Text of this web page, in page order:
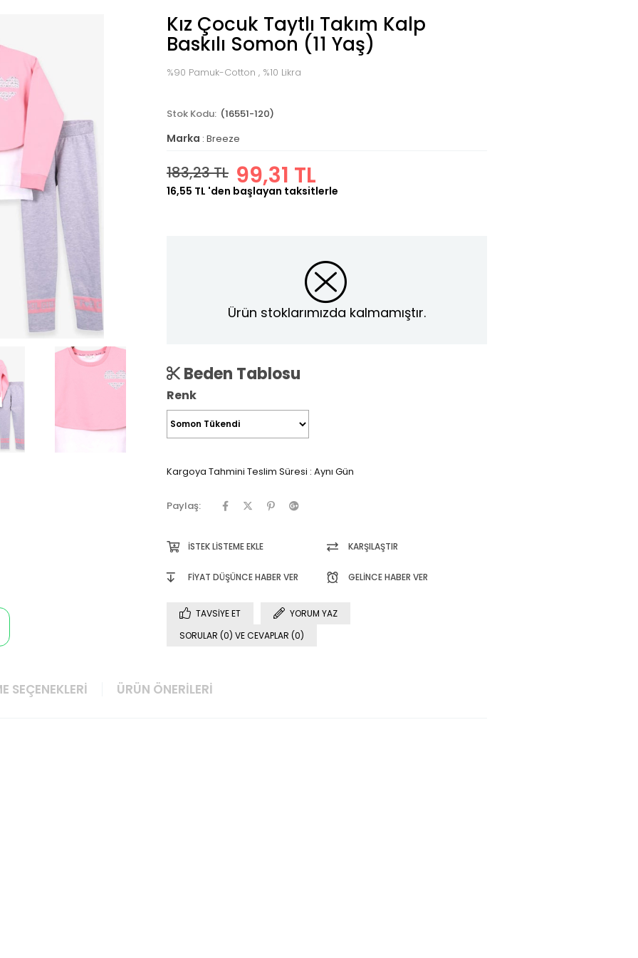
Kız Çocuk Taytlı Takım Kalp
Baskılı Somon (11 Yaş)
%90 Pamuk-Cotton , %10 Likra
(16551-120)
Marka : Breeze
183,23 TL 99,31 TL
16,55 TL 'den başlayan taksitlerle
Ürün stoklarımızda kalmamıştır.
Beden Tablosu
Renk
Kargoya Tahmini Teslim Süresi : Aynı Gün
Paylaş:
İSTEK LISTEME EKLE KARŞILAŞTIR
FIYAT DÜŞÜNCE HABER VER GELINCE HABER VER
TAVSIYE ET
YORUM YAZ
SORULAR (0) VE CEVAPLAR (0)
SEÇENEKLERI ÜRÜN ÖNERILERI